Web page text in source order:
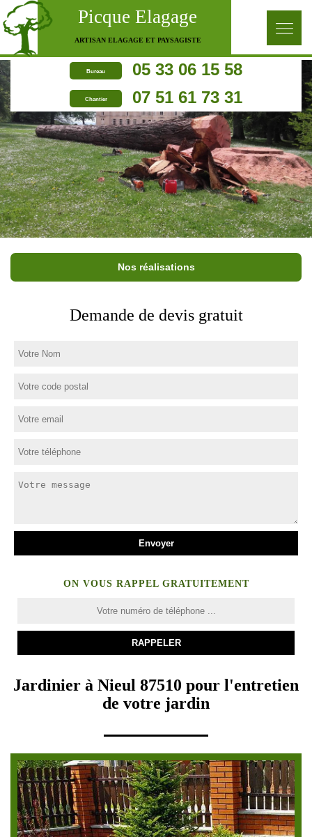
Picque Elagage
ARTISAN ELAGAGE ET PAYSAGISTE
Bureau 05 33 06 15 58
Chantier 07 51 61 73 31
Nos réalisations
Demande de devis gratuit
ON VOUS RAPPEL GRATUITEMENT
Jardinier à Nieul 87510 pour l'entretien
de votre jardin